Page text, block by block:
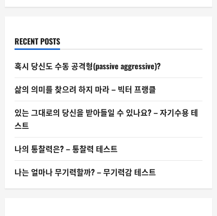
각
계
RECENT POSTS
혹시 당신도 수동 공격형(passive aggressive)?
삶의 의미를 찾으려 하지 마라 – 빅터 프랭클
있는 그대로의 당신을 받아들일 수 있나요? – 자기수용 테
스트
나의 통찰력은? – 통찰력 테스트
나는 얼마나 무기력할까? – 무기력감 테스트